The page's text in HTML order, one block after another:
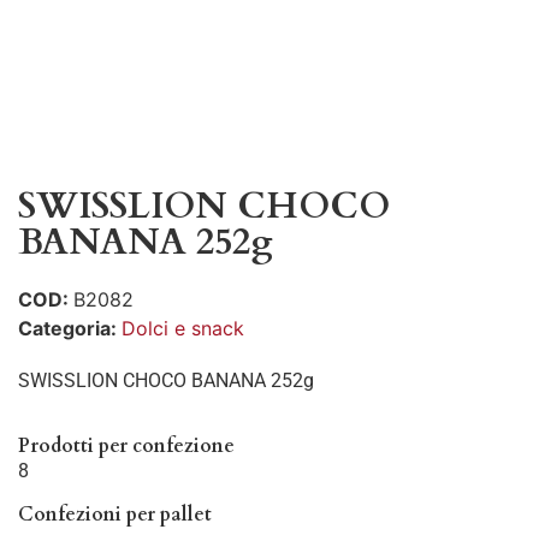
SWISSLION CHOCO
BANANA 252g
COD: B2082
Categoria: Dolci e snack
SWISSLION CHOCO BANANA 252g
Prodotti per confezione
8
Confezioni per pallet